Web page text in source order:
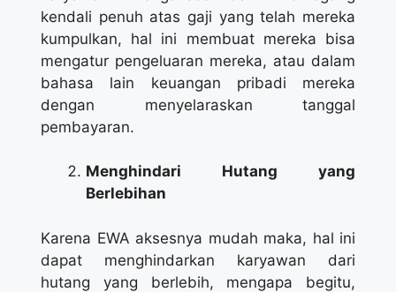
kendali penuh atas gaji yang telah mereka
kumpulkan, hal ini membuat mereka bisa
mengatur pengeluaran mereka, atau dalam
bahasa lain keuangan pribadi mereka
dengan menyelaraskan tanggal
pembayaran.
Menghindari Hutang yang
Berlebihan
Karena EWA aksesnya mudah maka, hal ini
dapat menghindarkan karyawan dari
hutang yang berlebih, mengapa begitu,